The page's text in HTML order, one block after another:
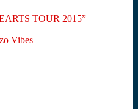
TOUR 2015”
Vibes